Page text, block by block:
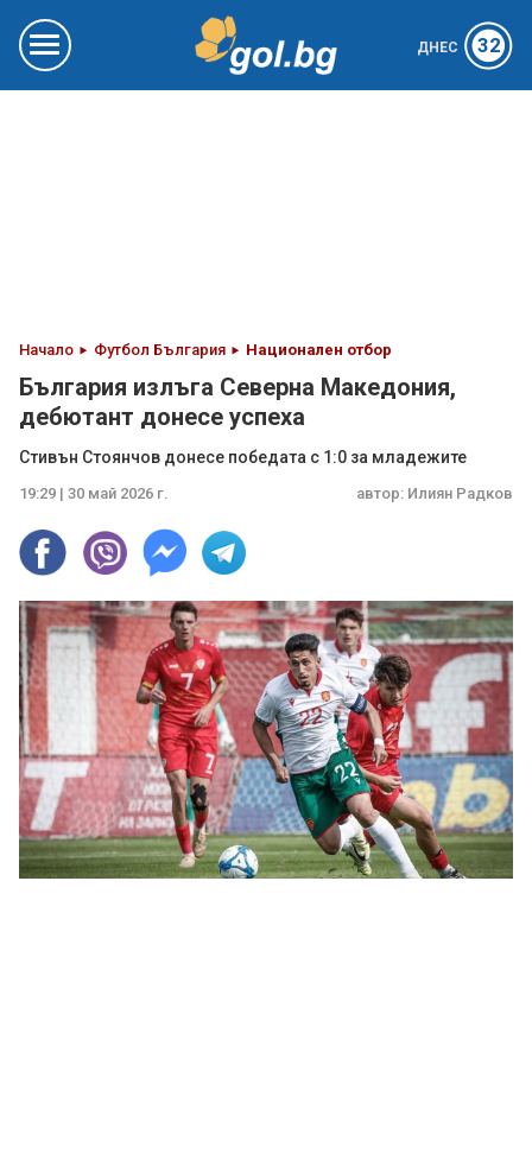
ДНЕС 32
Начало Футбол България Национален отбор
България излъга Северна Македония,
дебютант донесе успеха
Стивън Стоянчов донесе победата с 1:0 за младежите
19:29 | 30 май 2026 г. автор: Илиян Радков